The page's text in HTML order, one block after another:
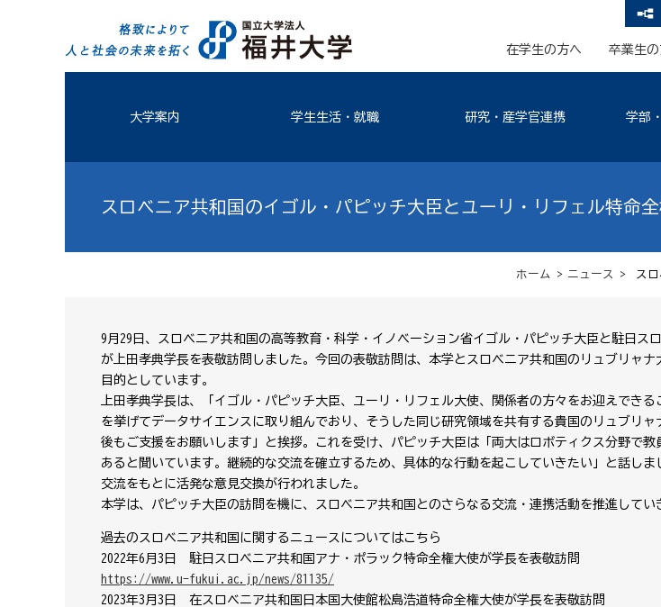
在学生の方へ 卒業生の
大学案内 学生生活・就職 研究・産学官連携 学部
スロベニア共和国のイゴル・パピッチ大臣とユーリ・リフェル特命
ホーム > ニュース > スロ
9月29日、スロベニア共和国の高等教育・科学・イノベーション省イゴル・パピッチ大臣と駐日ス
が上田孝典学長を表敬訪問しました。今回の表敬訪問は、本学とスロベニア共和国のリュブリャ
目的としています。
上田孝典学長は、「イゴル・パピッチ大臣、ユーリ・リフェル大使、関係者の方々をお迎えでき
を挙げてデータサイエンスに取り組んでおり、そうした同じ研究領域を共有する貴国のリュブリ
後もご支援をお願いします」と挨拶。これを受け、パピッチ大臣は「両大はロボティクス分野で
あると聞いています。継続的な交流を確立するため、具体的な行動を起こしていきたい」と話し
交流をもとに活発な意見交換が行われました。
本学は、パピッチ大臣の訪問を機に、スロベニア共和国とのさらなる交流・連携活動を推進してい
過去のスロベニア共和国に関するニュースについてはこちら
2022年6月3日 駐日スロベニア共和国アナ・ポラック特命全権大使が学長を表敬訪問
https://www.u-fukui.ac.jp/news/81135/
2023年3月3日 在スロベニア共和国日本国大使館松島浩道特命全権大使が学長を表敬訪問